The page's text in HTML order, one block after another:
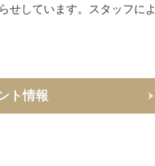
せしています。スタッフによ
ト情報